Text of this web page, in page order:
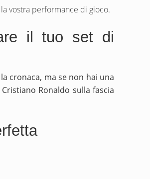
vostra performance di gioco.
il tuo set di
cronaca, ma se non hai una
Ronaldo sulla fascia